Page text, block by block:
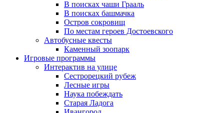
В поисках чаши Грааль
В поисках башмачка
Остров сокровищ
По местам героев Достоевского
Автобусные квесты
Каменный зоопарк
Игровые программы
Интерактив на улице
Сестрорецкий рубеж
Лесные игры
Наука побеждать
Старая Ладога